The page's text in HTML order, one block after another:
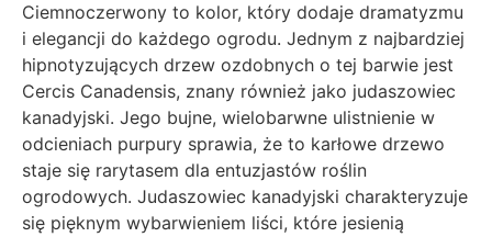
Ciemnoczerwony to kolor, który dodaje dramatyzmu
i elegancji do każdego ogrodu. Jednym z najbardziej
hipnotyzujących drzew ozdobnych o tej barwie jest
Cercis Canadensis, znany również jako judaszowiec
kanadyjski. Jego bujne, wielobarwne ulistnienie w
odcieniach purpury sprawia, że to karłowe drzewo
staje się rarytasem dla entuzjastów roślin
ogrodowych. Judaszowiec kanadyjski charakteryzuje
się pięknym wybarwieniem liści, które jesienią